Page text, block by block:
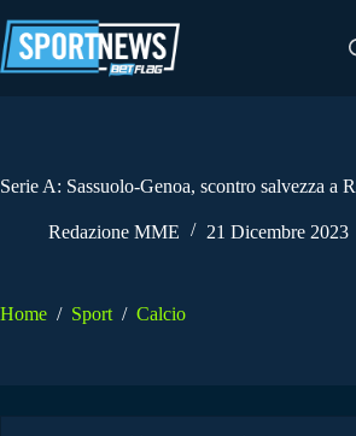
al
contenuto
Serie A: Sassuolo-Genoa, scontro salvezza a
Redazione MME 21 Dicembre 2023
Home / Sport / Calcio